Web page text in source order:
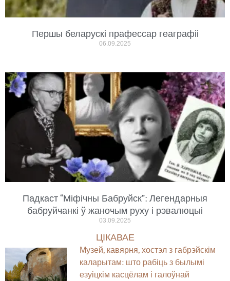
Першы беларускі прафессар геаграфіі
06.09.2025
Падкаст “Міфічны Бабруйск”: Легендарныя
бабруйчанкі ў жаночым руху і рэвалюцыі
03.09.2025
ЦІКАВАЕ
Музей, кавярня, хостэл з габрэйскім
каларытам: што рабіць з былымі
езуіцкім касцёлам і галоўнай